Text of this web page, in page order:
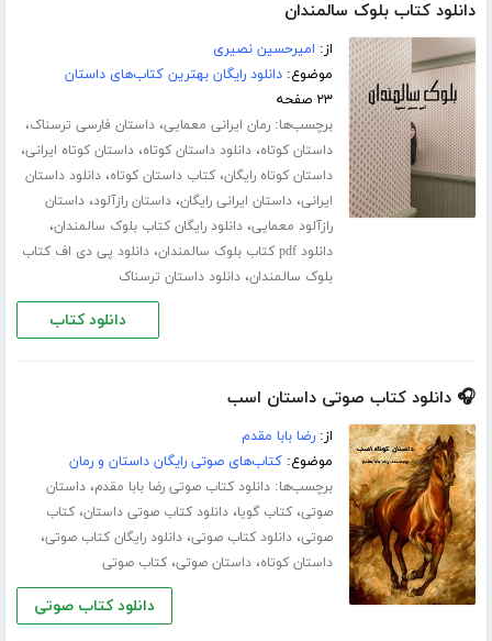
دانلود کتاب بلوک سالمندان
از: امیرحسین نصیری
موضوع:دانلود رایگان بهترین کتاب‌های داستان
۲۳ صفحه
برچسب‌ها:رمان ایرانی معمایی،داستان فارسی ترسناک،
داستان کوتاه،دانلود داستان کوتاه،داستان کوتاه ایرانی،
داستان کوتاه رایگان،کتاب داستان کوتاه،دانلود داستان
ایرانی،داستان ایرانی رایگان،داستان رازآلود،داستان
رازآلود معمایی،دانلود رایگان کتاب بلوک سالمندان،
دانلود pdf کتاب بلوک سالمندان ،دانلود پی دی اف کتاب
بلوک سالمندان،دانلود داستان ترسناک
دانلود کتاب
🎧 دانلود کتاب صوتی داستان اسب
از:رضا بابا مقدم
موضوع:کتاب‌های صوتی رایگان داستان و رمان
برچسب‌ها:دانلود کتاب صوتی رضا بابا مقدم،داستان
صوتی،کتاب گویا،دانلود کتاب صوتی داستان،کتاب
صوتی،دانلود کتاب صوتی،دانلود رایگان کتاب صوتی،
داستان کوتاه،داستان صوتی،کتاب صوتی
دانلود کتاب صوتی